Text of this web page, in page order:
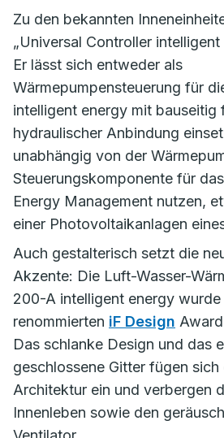
Zu den bekannten
„Universal Controller
Er lässt sich entweder als
Wärmepumpensteuerung für
intelligent energy mit bauseitig
hydraulischer Anbindung
unabhängig von der
Steuerungskomponente für
Energy Management nutzen,
einer Photovoltaikanlagen
Auch gestalterisch setzt die
Akzente: Die Luft-Wasser-
200-A intelligent energy
renommierten iF Design
Das schlanke Design und das
geschlossene Gitter fügen
Architektur ein und verbergen
Innenleben sowie den